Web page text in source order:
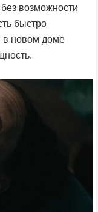
возможности
быстро
в новом доме